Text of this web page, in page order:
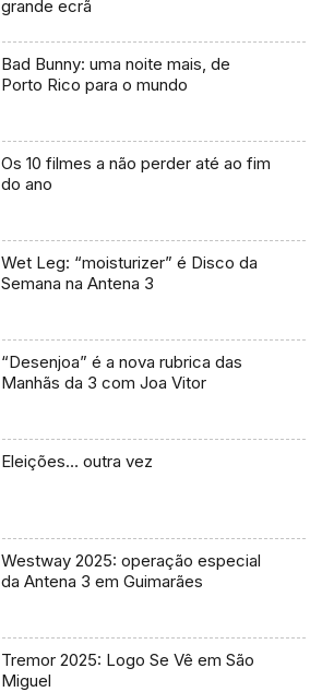
grande ecrã
Bad Bunny: uma noite mais, de
Porto Rico para o mundo
Os 10 filmes a não perder até ao fim
do ano
Wet Leg: “moisturizer” é Disco da
Semana na Antena 3
“Desenjoa” é a nova rubrica das
Manhãs da 3 com Joa Vitor
Eleições… outra vez
Westway 2025: operação especial
da Antena 3 em Guimarães
Tremor 2025: Logo Se Vê em São
Miguel